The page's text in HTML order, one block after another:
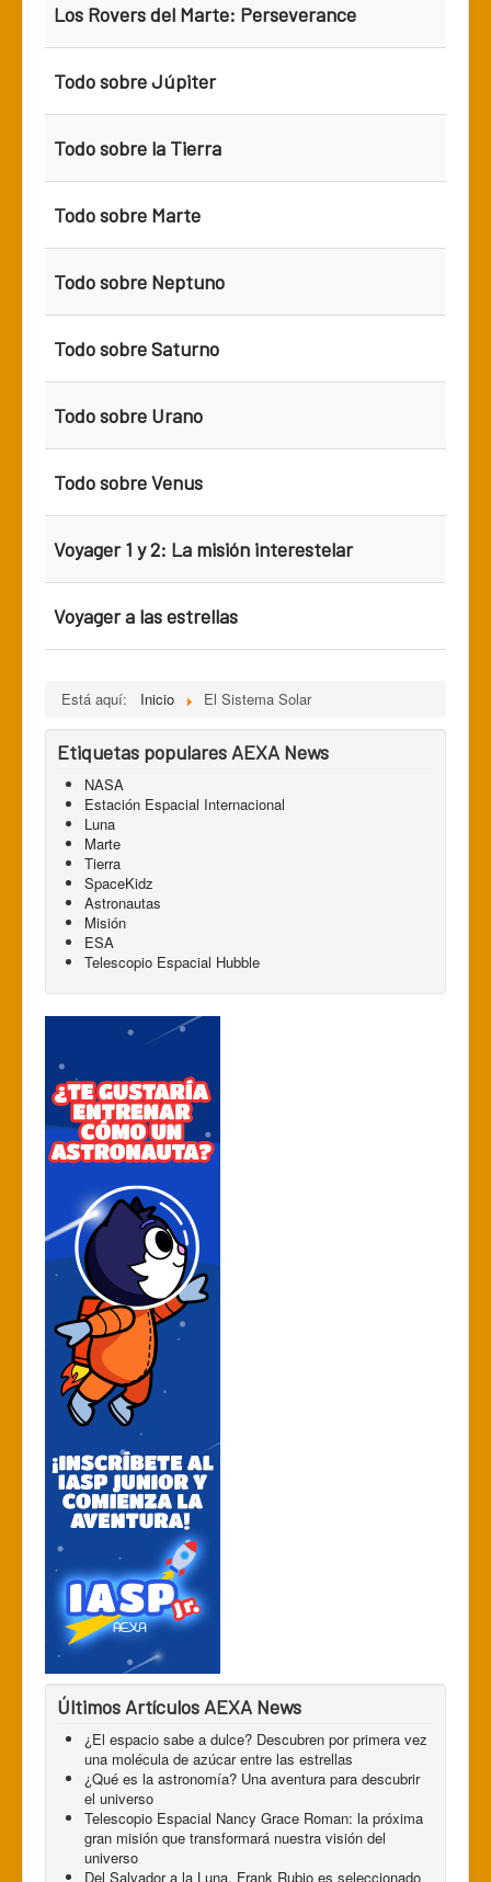
Los Rovers del Marte: Perseverance
Todo sobre Júpiter
Todo sobre la Tierra
Todo sobre Marte
Todo sobre Neptuno
Todo sobre Saturno
Todo sobre Urano
Todo sobre Venus
Voyager 1 y 2: La misión interestelar
Voyager a las estrellas
Está aquí: Inicio El Sistema Solar
Etiquetas populares AEXA News
NASA
Estación Espacial Internacional
Luna
Marte
Tierra
SpaceKidz
Astronautas
Misión
ESA
Telescopio Espacial Hubble
Últimos Artículos AEXA News
¿El espacio sabe a dulce? Descubren por primera vez
una molécula de azúcar entre las estrellas
¿Qué es la astronomía? Una aventura para descubrir
el universo
Telescopio Espacial Nancy Grace Roman: la próxima
gran misión que transformará nuestra visión del
universo
Del Salvador a la Luna, Frank Rubio es seleccionado